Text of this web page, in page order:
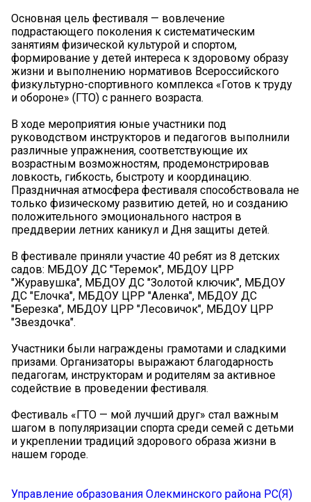
Основная цель фестиваля — вовлечение
подрастающего поколения к систематическим
занятиям физической культурой и спортом,
формирование у детей интереса к здоровому образу
жизни и выполнению нормативов Всероссийского
физкультурно-спортивного комплекса «Готов к труду
и обороне» (ГТО) с раннего возраста.
В ходе мероприятия юные участники под
руководством инструкторов и педагогов выполнили
различные упражнения, соответствующие их
возрастным возможностям, продемонстрировав
ловкость, гибкость, быстроту и координацию.
Праздничная атмосфера фестиваля способствовала не
только физическому развитию детей, но и созданию
положительного эмоционального настроя в
преддверии летних каникул и Дня защиты детей.
В фестивале приняли участие 40 ребят из 8 детских
садов: МБДОУ ДС "Теремок", МБДОУ ЦРР
"Журавушка", МБДОУ ДС "Золотой ключик", МБДОУ
ДС "Елочка", МБДОУ ЦРР "Аленка", МБДОУ ДС
"Березка", МБДОУ ЦРР "Лесовичок", МБДОУ ЦРР
"Звездочка".
Участники были награждены грамотами и сладкими
призами. Организаторы выражают благодарность
педагогам, инструкторам и родителям за активное
содействие в проведении фестиваля.
Фестиваль «ГТО — мой лучший друг» стал важным
шагом в популяризации спорта среди семей с детьми
и укреплении традиций здорового образа жизни в
нашем городе.
Управление образования Олекминского района РС(Я)